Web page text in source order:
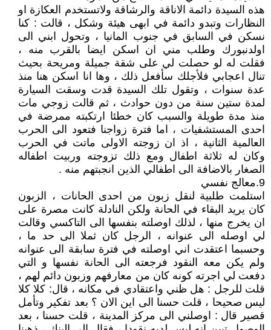
هذه السيدة دائمة الاناقة والرشاقة ولاتستخدم العكازة او
النظارات وتبدو دائمة في ابهى هيئة وشكل ، قالت : كنا
نسكن في السابق في جنوب المانيا ، وتحول ابني الى
اولدنبورك وطلب مني ان اسكن ايضا بالقرب منه ،
فقلت له لو حصلت لي على شقة جميلة ومريحة بحيث
تنال اعجابي فلأجلك سأفعل ذلك ، وها انا اسكن هنا منذ
عدة سنوات ، وتقول تلك السيدة قدت وسقت السيارة
لمدة ستين سنة من دون حوادث ، ثم قالت زوجي مات
منذ مدة طويلة والسبب كان خطئا ارتكبته ممرضة في
احدى المستشفيات ، اما فترة زواجنا فتعود الى الحرب
العالمية الثانية ، اذ ان زوجته الاولى ماتت في الحرب
وكان له ثلاثة اطفال ومع ذلك تزوجته وربيت اطفاله
الصغار بالاضافة الى اطفالي الذين انجبتهم منه .
9.معالج نفسي
استلمت طلبية لنقل زبون من احدى الحانات ، الزبون
كان يريد البقاء في الحانة ولكن النادلة كانت مصرة على
ان يخرج منها ، لذلك اوصلته بنفسها الى التاكسي وقالت
لي اوصله الى عنوانه ، الرجل كان ثملا الى حد ما ،
وحسبما اعتقدت اني اوصلته في فترة سابقة الى عنوانه
ولم يكن معه النقود فرجعته الى الحانة نفسها و التي
دفعت لي اجرته كونه كان من معارفهم وزبون دائم لهم ،
قلت للرجل : هل ظني واعتقادي في مكانه ، قال: كلا كلا
ليس صحيحا ، قلت حسنا الى اين الان ؟ بعد تفكير وتأمل
قصير قال : اوصلني الى مركز المدينة ، قلت حسنا ، بعد